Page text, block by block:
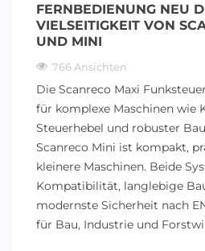
FERNBEDIENUNG NEU
VIELSEITIGKEIT VON
UND MINI
766 Ansichten
Die Scanreco Maxi
für komplexe Maschinen wie
Steuerhebel und robuster
Scanreco Mini ist kompakt,
kleinere Maschinen. Beide
Kompatibilität, langlebige
modernste Sicherheit nach
für Bau, Industrie und